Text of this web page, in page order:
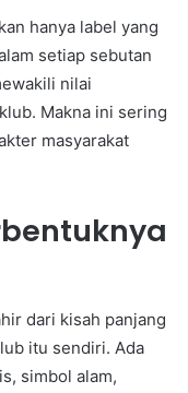
hanya label yang
setiap sebutan
nilai
Makna ini sering
masyarakat
dari kisah panjang
itu sendiri. Ada
simbol alam,